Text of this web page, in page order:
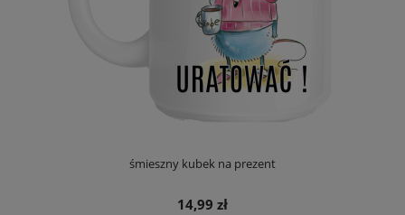
śmieszny kubek na prezent
14,99 zł